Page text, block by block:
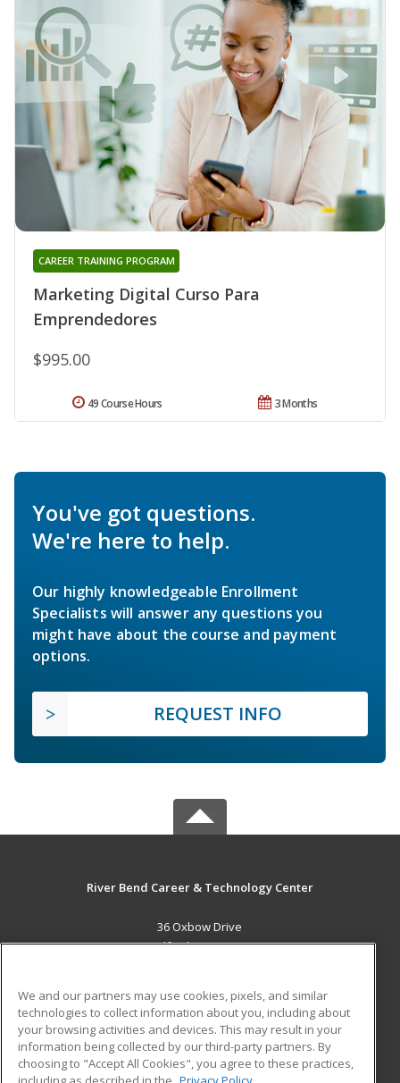
Marketing Digital Curso Para
Emprendedores
CAREER TRAINING PROGRAM
$995.00
3 Months
49 Course Hours
You've got questions.
We're here to help.
Our highly knowledgeable Enrollment
Specialists will answer any questions you
might have about the course and payment
options.
REQUEST INFO
River Bend Career & Technology Center
36 Oxbow Drive
Bradford, VT 05033 US
Career Training
ADDITIONAL RESOURCES
Military
Student Blog
We and our partners may use cookies, pixels, and similar
technologies to collect information about you, including about
your browsing activities and devices. This may result in your
information being collected by our third-party partners. By
choosing to "Accept All Cookies", you agree to these practices,